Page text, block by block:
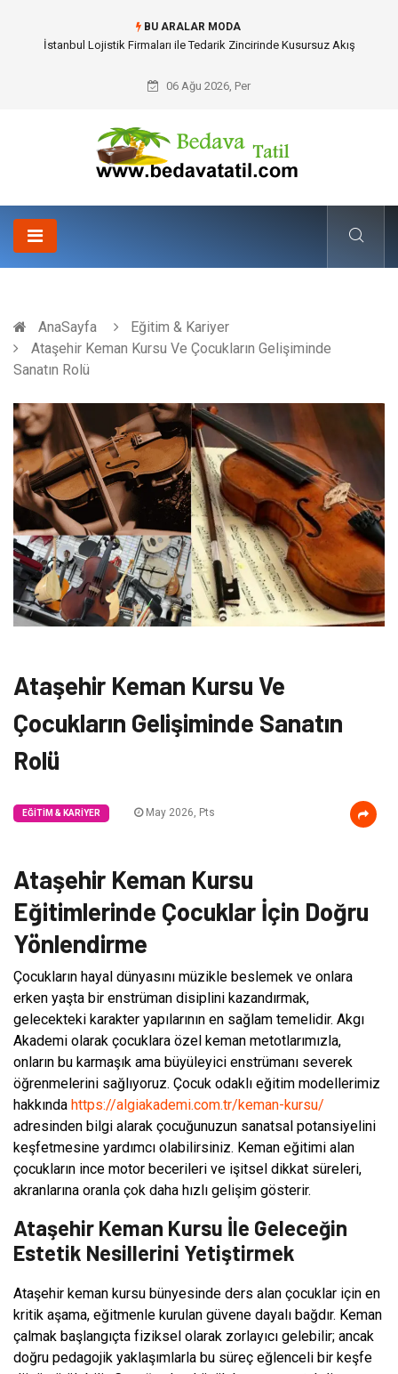
BU ARALAR MODA
Dalaman Bozburun Transfer: Seyahat Prestijinde Ve Zaman Yönetiminde
06 Ağu 2026, Per
AnaSayfa
Eğitim & Kariyer
Ataşehir Keman Kursu Ve Çocukların Gelişiminde
Sanatın Rolü
Ataşehir Keman Kursu Ve
Çocukların Gelişiminde Sanatın
Rolü
EĞITIM & KARIYER May 2026, Pts
Ataşehir Keman Kursu
Eğitimlerinde Çocuklar İçin Doğru
Yönlendirme
Çocukların hayal dünyasını müzikle beslemek ve onlara
erken yaşta bir enstrüman disiplini kazandırmak,
gelecekteki karakter yapılarının en sağlam temelidir. Akgı
Akademi olarak çocuklara özel keman metotlarımızla,
onların bu karmaşık ama büyüleyici enstrümanı severek
öğrenmelerini sağlıyoruz. Çocuk odaklı eğitim modellerimiz
hakkında https://algiakademi.com.tr/keman-kursu/
adresinden bilgi alarak çocuğunuzun sanatsal potansiyelini
keşfetmesine yardımcı olabilirsiniz. Keman eğitimi alan
çocukların ince motor becerileri ve işitsel dikkat süreleri,
akranlarına oranla çok daha hızlı gelişim gösterir.
Ataşehir Keman Kursu İle Geleceğin
Estetik Nesillerini Yetiştirmek
Ataşehir keman kursu bünyesinde ders alan çocuklar için en
kritik aşama, eğitmenle kurulan güvene dayalı bağdır. Keman
çalmak başlangıçta fiziksel olarak zorlayıcı gelebilir; ancak
doğru pedagojik yaklaşımlarla bu süreç eğlenceli bir keşfe